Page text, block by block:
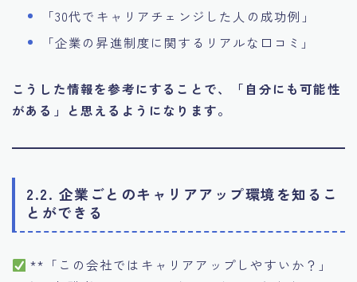
「30代でキャリアチェンジした人の成功例」
「企業の昇進制度に関するリアルな口コミ」
こうした情報を参考にすることで、「自分にも可能性
がある」と思えるようになります。
2.2. 企業ごとのキャリアアップ環境を知るこ
とができる
**「この会社ではキャリアアップしやすいか？」